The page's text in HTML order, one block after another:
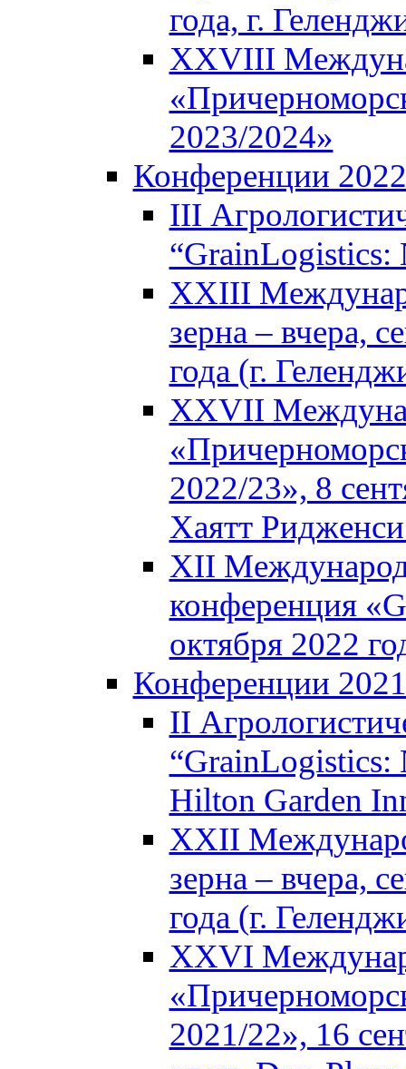
года, г.
XXVIII
2023/2024»
Конференции 2022
III
“GrainLogistics:
XXIII
зерна – вчера,
года (г.
XXVII
2022/23», 8
Хаятт
XII
конференция
октября 2022
Конференции 2021
II
“GrainLogistics:
Hilton Garden
XXII
зерна – вчера,
года (г.
XXVI
2021/22», 16